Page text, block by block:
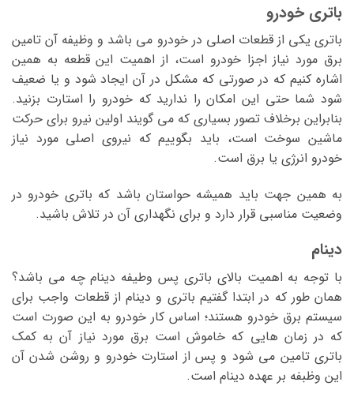
باتری خودرو
باتری یکی از قطعات اصلی در خودرو می باشد و وظیفه آن تامین
برق مورد نیاز اجزا خودرو است، از اهمیت این قطعه به همین
اشاره کنیم که در صورتی که مشکل در آن ایجاد شود و یا ضعیف
شود شما حتی این امکان را ندارید که خودرو را استارت بزنید.
بنابراین برخلاف تصور بسیاری که می گویند اولین نیرو برای حرکت
ماشین سوخت است، باید بگوییم که نیروی اصلی مورد نیاز
خودرو انرژی یا برق است.
به همین جهت باید همیشه حواستان باشد که باتری خودرو در
وضعیت مناسبی قرار دارد و برای نگهداری آن در تلاش باشید.
دینام
با توجه به اهمیت بالای باتری پس وطیفه دینام چه می باشد؟
همان طور که در ابتدا گفتیم باتری و دینام از قطعات واجب برای
سیستم برق خودرو هستند؛ اساس کار خودرو به این صورت است
که در زمان هایی که خاموش است برق مورد نیاز آن به کمک
باتری تامین می شود و پس از استارت خودرو و روشن شدن آن
این وظبفه بر عهده دینام است.